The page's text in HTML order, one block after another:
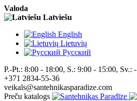
Valoda
Latviešu
English
Lietuvių
Pусский
P.-Pt.: 8:00 - 18:00, S.: 9:00 - 15:00, Sv.: -
+371 2834-55-36
veikals@santehnikasparadize.com
Preču katalogs